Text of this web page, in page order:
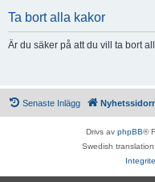
Ta bort alla kakor
Är du säker på att du vill ta bort
Senaste Inlägg
Drivs av phpBB®
Swedish